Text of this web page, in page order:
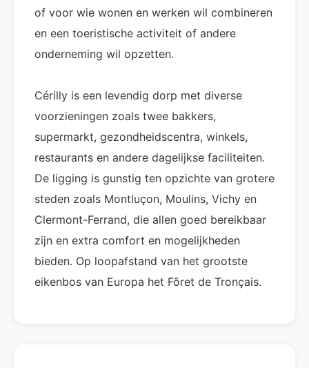
of voor wie wonen en werken wil combineren
en een toeristische activiteit of andere
onderneming wil opzetten.
Cérilly is een levendig dorp met diverse
voorzieningen zoals twee bakkers,
supermarkt, gezondheidscentra, winkels,
restaurants en andere dagelijkse faciliteiten.
De ligging is gunstig ten opzichte van grotere
steden zoals Montluçon, Moulins, Vichy en
Clermont-Ferrand, die allen goed bereikbaar
zijn en extra comfort en mogelijkheden
bieden. Op loopafstand van het grootste
eikenbos van Europa het Fôret de Tronçais.